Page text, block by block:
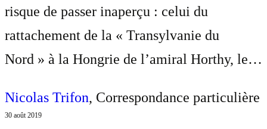
risque de passer inaperçu : celui du
rattachement de la « Transylvanie du
Nord » à la Hongrie de l’amiral Horthy, le…
Nicolas Trifon, Correspondance particulière
30 août 2019